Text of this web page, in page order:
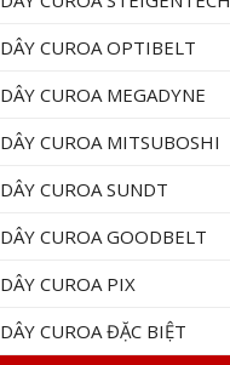
DÂY CUROA OPTIBELT
DÂY CUROA MEGADYNE
DÂY CUROA MITSUBOSHI
DÂY CUROA SUNDT
DÂY CUROA GOODBELT
DÂY CUROA PIX
DÂY CUROA ĐẶC BIỆT